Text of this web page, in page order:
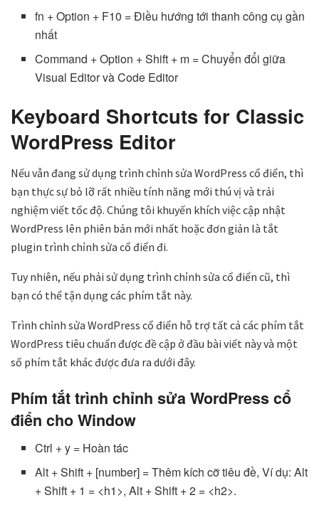
fn + Option + F10 = Điều hướng tới thanh công cụ gần
nhất
Command + Option + Shift + m = Chuyển đổi giữa
Visual Editor và Code Editor
Keyboard Shortcuts for Classic
WordPress Editor
Nếu vẫn đang sử dụng trình chỉnh sửa WordPress cổ điển, thì
bạn thực sự bỏ lỡ rất nhiều tính năng mới thú vị và trải
nghiệm viết tốc độ. Chúng tôi khuyến khích việc cập nhật
WordPress lên phiên bản mới nhất hoặc đơn giản là tắt
plugin trình chỉnh sửa cổ điển đi.
Tuy nhiên, nếu phải sử dụng trình chỉnh sửa cổ điển cũ, thì
bạn có thể tận dụng các phím tắt này.
Trình chỉnh sửa WordPress cổ điển hỗ trợ tất cả các phím tắt
WordPress tiêu chuẩn được đề cập ở đầu bài viết này và một
số phím tắt khác được đưa ra dưới đây.
Phím tắt trình chỉnh sửa WordPress cổ
điển cho Window
Ctrl + y = Hoàn tác
Alt + Shift + [number] = Thêm kích cỡ tiêu đề, Ví dụ: Alt
+ Shift + 1 = <h1>, Alt + Shift + 2 = <h2>.